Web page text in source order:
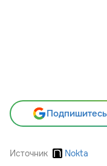
Источник Nokta